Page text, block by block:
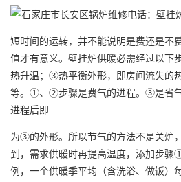
短时间的运转，并不能说明是费还是不
值才有意义。壁挂炉供暖必需经过以
热升温；③热平衡外形，即房间流失的
等。①、②步骤是费气的进程。③是省
进程后即
为③的外形。所以节气的方法不是关炉
到，需求供暖时再提高温度，添加步
例，一个供暖季平均（含洗浴、做饭）